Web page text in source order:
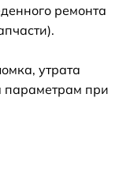
ремонта
утрата
параметрам при